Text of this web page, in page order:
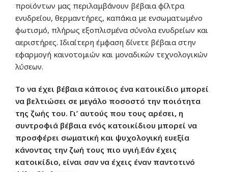
προϊόντων μας περιλαμβάνουν βέβαια φίλτρα
ενυδρείου, θερμαντήρες, καπάκια με ενσωματωμένο
φωτισμό, πλήρως εξοπλισμένα σύνολα ενυδρείων και
αεριστήρες. Ιδιαίτερη έμφαση δίνετε βέβαια στην
εφαρμογή καινοτομιών και μοναδικών τεχνολογικών
λύσεων.
Το να έχει βέβαια κάποιος ένα κατοικίδιο μπορεί
να βελτιώσει σε μεγάλο ποσοστό την ποιότητα
της ζωής του. Γι’ αυτούς που τους αρέσει, η
συντροφιά βέβαια ενός κατοικίδιου μπορεί να
προσφέρει σωματική και ψυχολογική ευεξία
κάνοντας την ζωή τους πιο υγιή.Εάν έχεις
κατοικίδιο, είναι σαν να έχεις έναν παντοτινό